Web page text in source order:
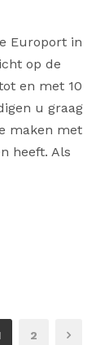
Europort in
op de
en met 10
u graag
maken met
heeft. Als
2